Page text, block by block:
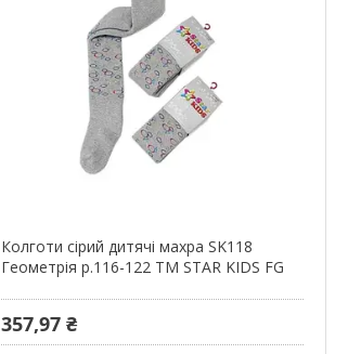
Колготи сірий дитячі махра SK118
Геометрія р.116-122 ТМ STAR KIDS FG
357,97 ₴